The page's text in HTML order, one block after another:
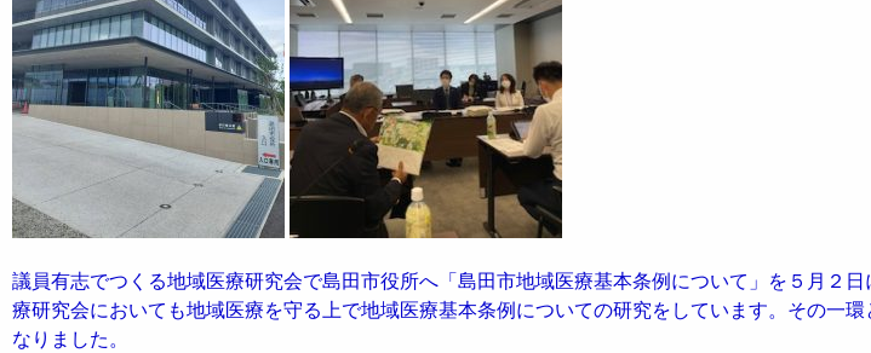
議員有志でつくる地域医療研究会で島田市役所へ「島田市地域医療基本条例について」を５月２
療研究会においても地域医療を守る上で地域医療基本条例についての研究をしています。その一
なりました。